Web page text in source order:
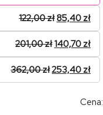
122,00zł85,40 zł
201,00zł140,70 zł
362,00zł253,40 zł
Cena: